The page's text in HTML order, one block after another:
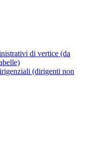
di vertice (da
(dirigenti non